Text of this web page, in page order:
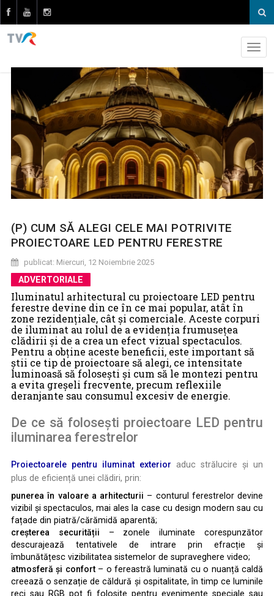
(P) CUM SĂ ALEGI CELE MAI POTRIVITE
PROIECTOARE LED PENTRU FERESTRE
publicat: Miercuri, 12 Noiembrie 2025
ADVERTORIALE
Iluminatul arhitectural cu proiectoare LED pentru
ferestre devine din ce în ce mai popular, atât în
zone rezidențiale, cât și comerciale. Aceste corpuri
de iluminat au rolul de a evidenția frumusețea
clădirii și de a crea un efect vizual spectaculos.
Pentru a obține aceste beneficii, este important să
știi ce tip de proiectoare să alegi, ce intensitate
luminoasă să folosești și cum să le montezi pentru
a evita greșeli frecvente, precum reflexiile
deranjante sau consumul excesiv de energie.
De ce să folosești proiectoare LED pentru
iluminarea ferestrelor
Proiectoarele pentru iluminat exterior aduc strălucire și un
plus de eficiență unei clădiri, prin:
punerea în valoare a arhitecturii – conturul ferestrelor devine
vizibil și spectaculos, mai ales la case cu design modern sau cu
fațade din piatră/cărămidă aparentă;
creșterea securității – zonele iluminate corespunzător
descurajează tentativele de intrare prin efracție și
îmbunătățesc vizibilitatea sistemelor de supraveghere video;
atmosferă și confort– o fereastră luminată cu o nuanță caldă
creează o senzație de căldură și ospitalitate, în timp ce luminile
reci sau RGB pot fi folosite pentru evenimente speciale sau